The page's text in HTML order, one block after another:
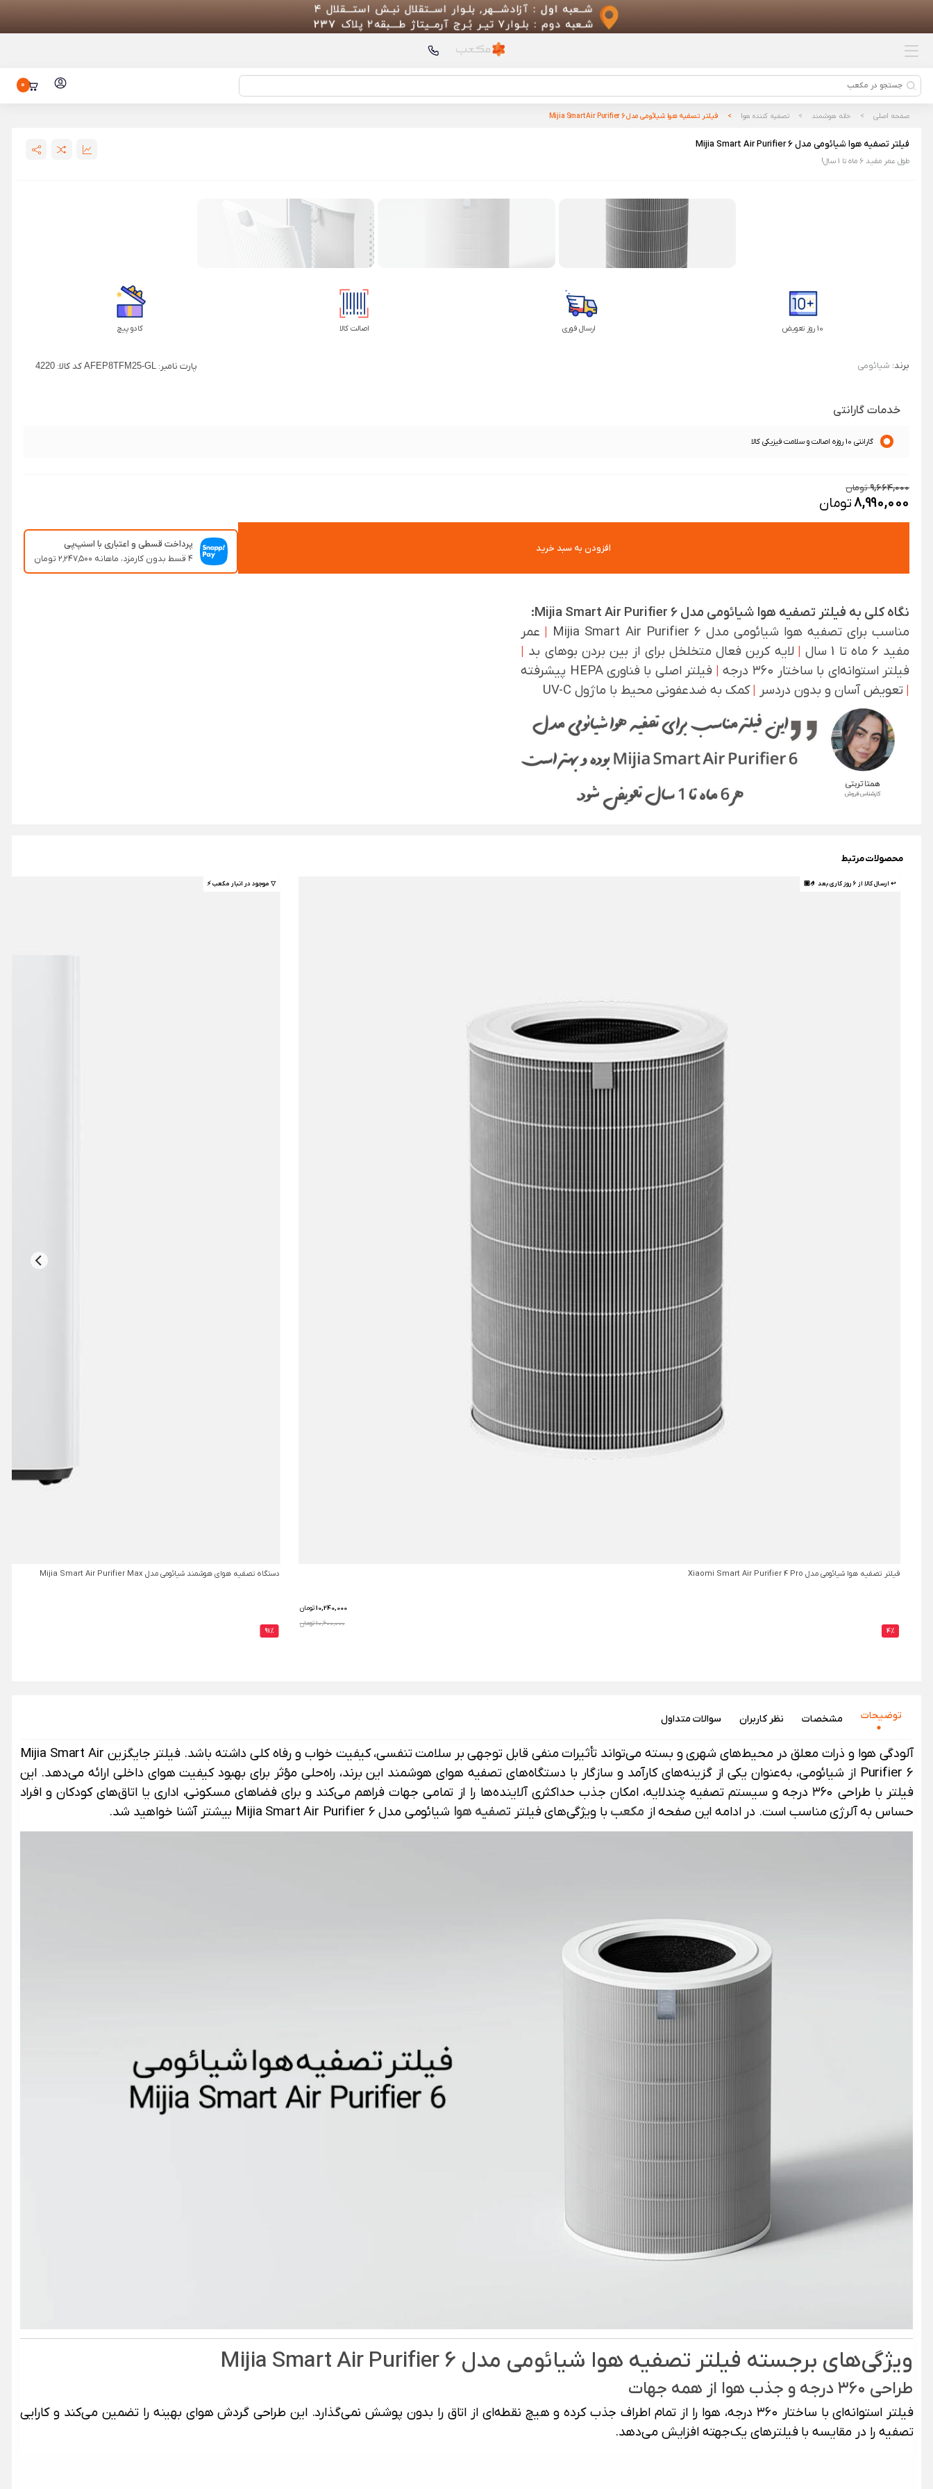
محصولات پیشنهادی
پمپ باد شیائومی مدل 70mai Air
گوشی Xiaomi 13T Pro
بسته ۱۰ عددی خودکار ژله‌ ای شیائومی
Xiaomi Kaco مدل K1015
محصولات پیشنهادی
ریش تراش شیائومی Xiaomi Electric
ENCHEN Boost 2 NewType
0
صفحه اصلی خانه هوشمند تصفیه کننده هوا فیلتر تصفیه هوا شیائومی مدل Mijia Smart Air Purifier 6
فیلتر تصفیه هوا شیائومی مدل Mijia Smart Air Purifier 6
طول عمر مفید 6 ماه تا 1 سال!
10 روز تعویض ارسال فوری اصالت کالا کادو پیچ
برند: شیائومی پارت نامبر: AFEP8TFM25-GL کد کالا:4220
خدمات گارانتی
گارانتی 10 روزه اصالت و سلامت فیزیکی کالا
9,664,000تومان
8,990,000تومان
افزودن به سبد خرید پرداخت قسطی و اعتباری با اسنپ‌پی
۴ قسط بدون کارمزد، ماهانه ۲٬۲۴۷٬۵۰۰ تومان
نگاه کلی به فیلتر تصفیه هوا شیائومی مدل Mijia Smart Air Purifier 6:
مناسب برای تصفیه هوا شیائومی مدل Mijia Smart Air Purifier 6
| عمر
مفید 6 ماه تا 1 سال
| لایه کربن فعال متخلخل برای از بین بردن بوهای بد |
فیلتر استوانه‌ای با ساختار ۳۶۰ درجه
| فیلتر اصلی با فناوری HEPA پیشرفته
| تعویض آسان و بدون دردسر |کمک به ضدعفونی محیط با ماژول UV-C
محصولات مرتبط
↩ ارسال کالا از 6 روز کاری بعد 🤌🏼
فیلتر تصفیه هوا شیائومی مدل Xiaomi Smart Air Purifier 4 Pro
10,240,000تومان
10,600,000 تومان
4%
▽ موجود در انبار مکعب ⚡️
دستگاه تصفیه هوای هوشمند شیائومی مدل Mijia Smart Air Purifier Max
91%
توضیحات مشخصات نظر‌ کاربران سوالات متداول
آلودگی هوا و ذرات معلق در محیط‌های شهری و بسته می‌تواند تأثیرات منفی قابل توجهی بر سلامت تنفسی، کیفیت خواب و رفاه کلی داشته باشد. فیلتر جایگزین Mijia Smart Air
Purifier 6 از شیائومی، به‌عنوان یکی از گزینه‌های کارآمد و سازگار با دستگاه‌های تصفیه هوای هوشمند این برند، راه‌حلی مؤثر برای بهبود کیفیت هوای داخلی ارائه می‌دهد. این
فیلتر با طراحی ۳۶۰ درجه و سیستم تصفیه چندلایه، امکان جذب حداکثری آلاینده‌ها را از تمامی جهات فراهم می‌کند و برای فضاهای مسکونی، اداری یا اتاق‌های کودکان و افراد
حساس به آلرژی مناسب است. در ادامه این صفحه از مکعب با ویژگی‌های فیلتر تصفیه هوا شیائومی مدل Mijia Smart Air Purifier 6 بیشتر آشنا خواهید شد.
ویژگی‌های برجسته فیلتر تصفیه هوا شیائومی مدل Mijia Smart Air Purifier 6
طراحی ۳۶۰ درجه و جذب هوا از همه جهات
فیلتر استوانه‌ای با ساختار ۳۶۰ درجه، هوا را از تمام اطراف جذب کرده و هیچ نقطه‌ای از اتاق را بدون پوشش نمی‌گذارد. این طراحی گردش هوای بهینه را تضمین می‌کند و کارایی
تصفیه را در مقایسه با فیلترهای یک‌جهته افزایش می‌دهد.